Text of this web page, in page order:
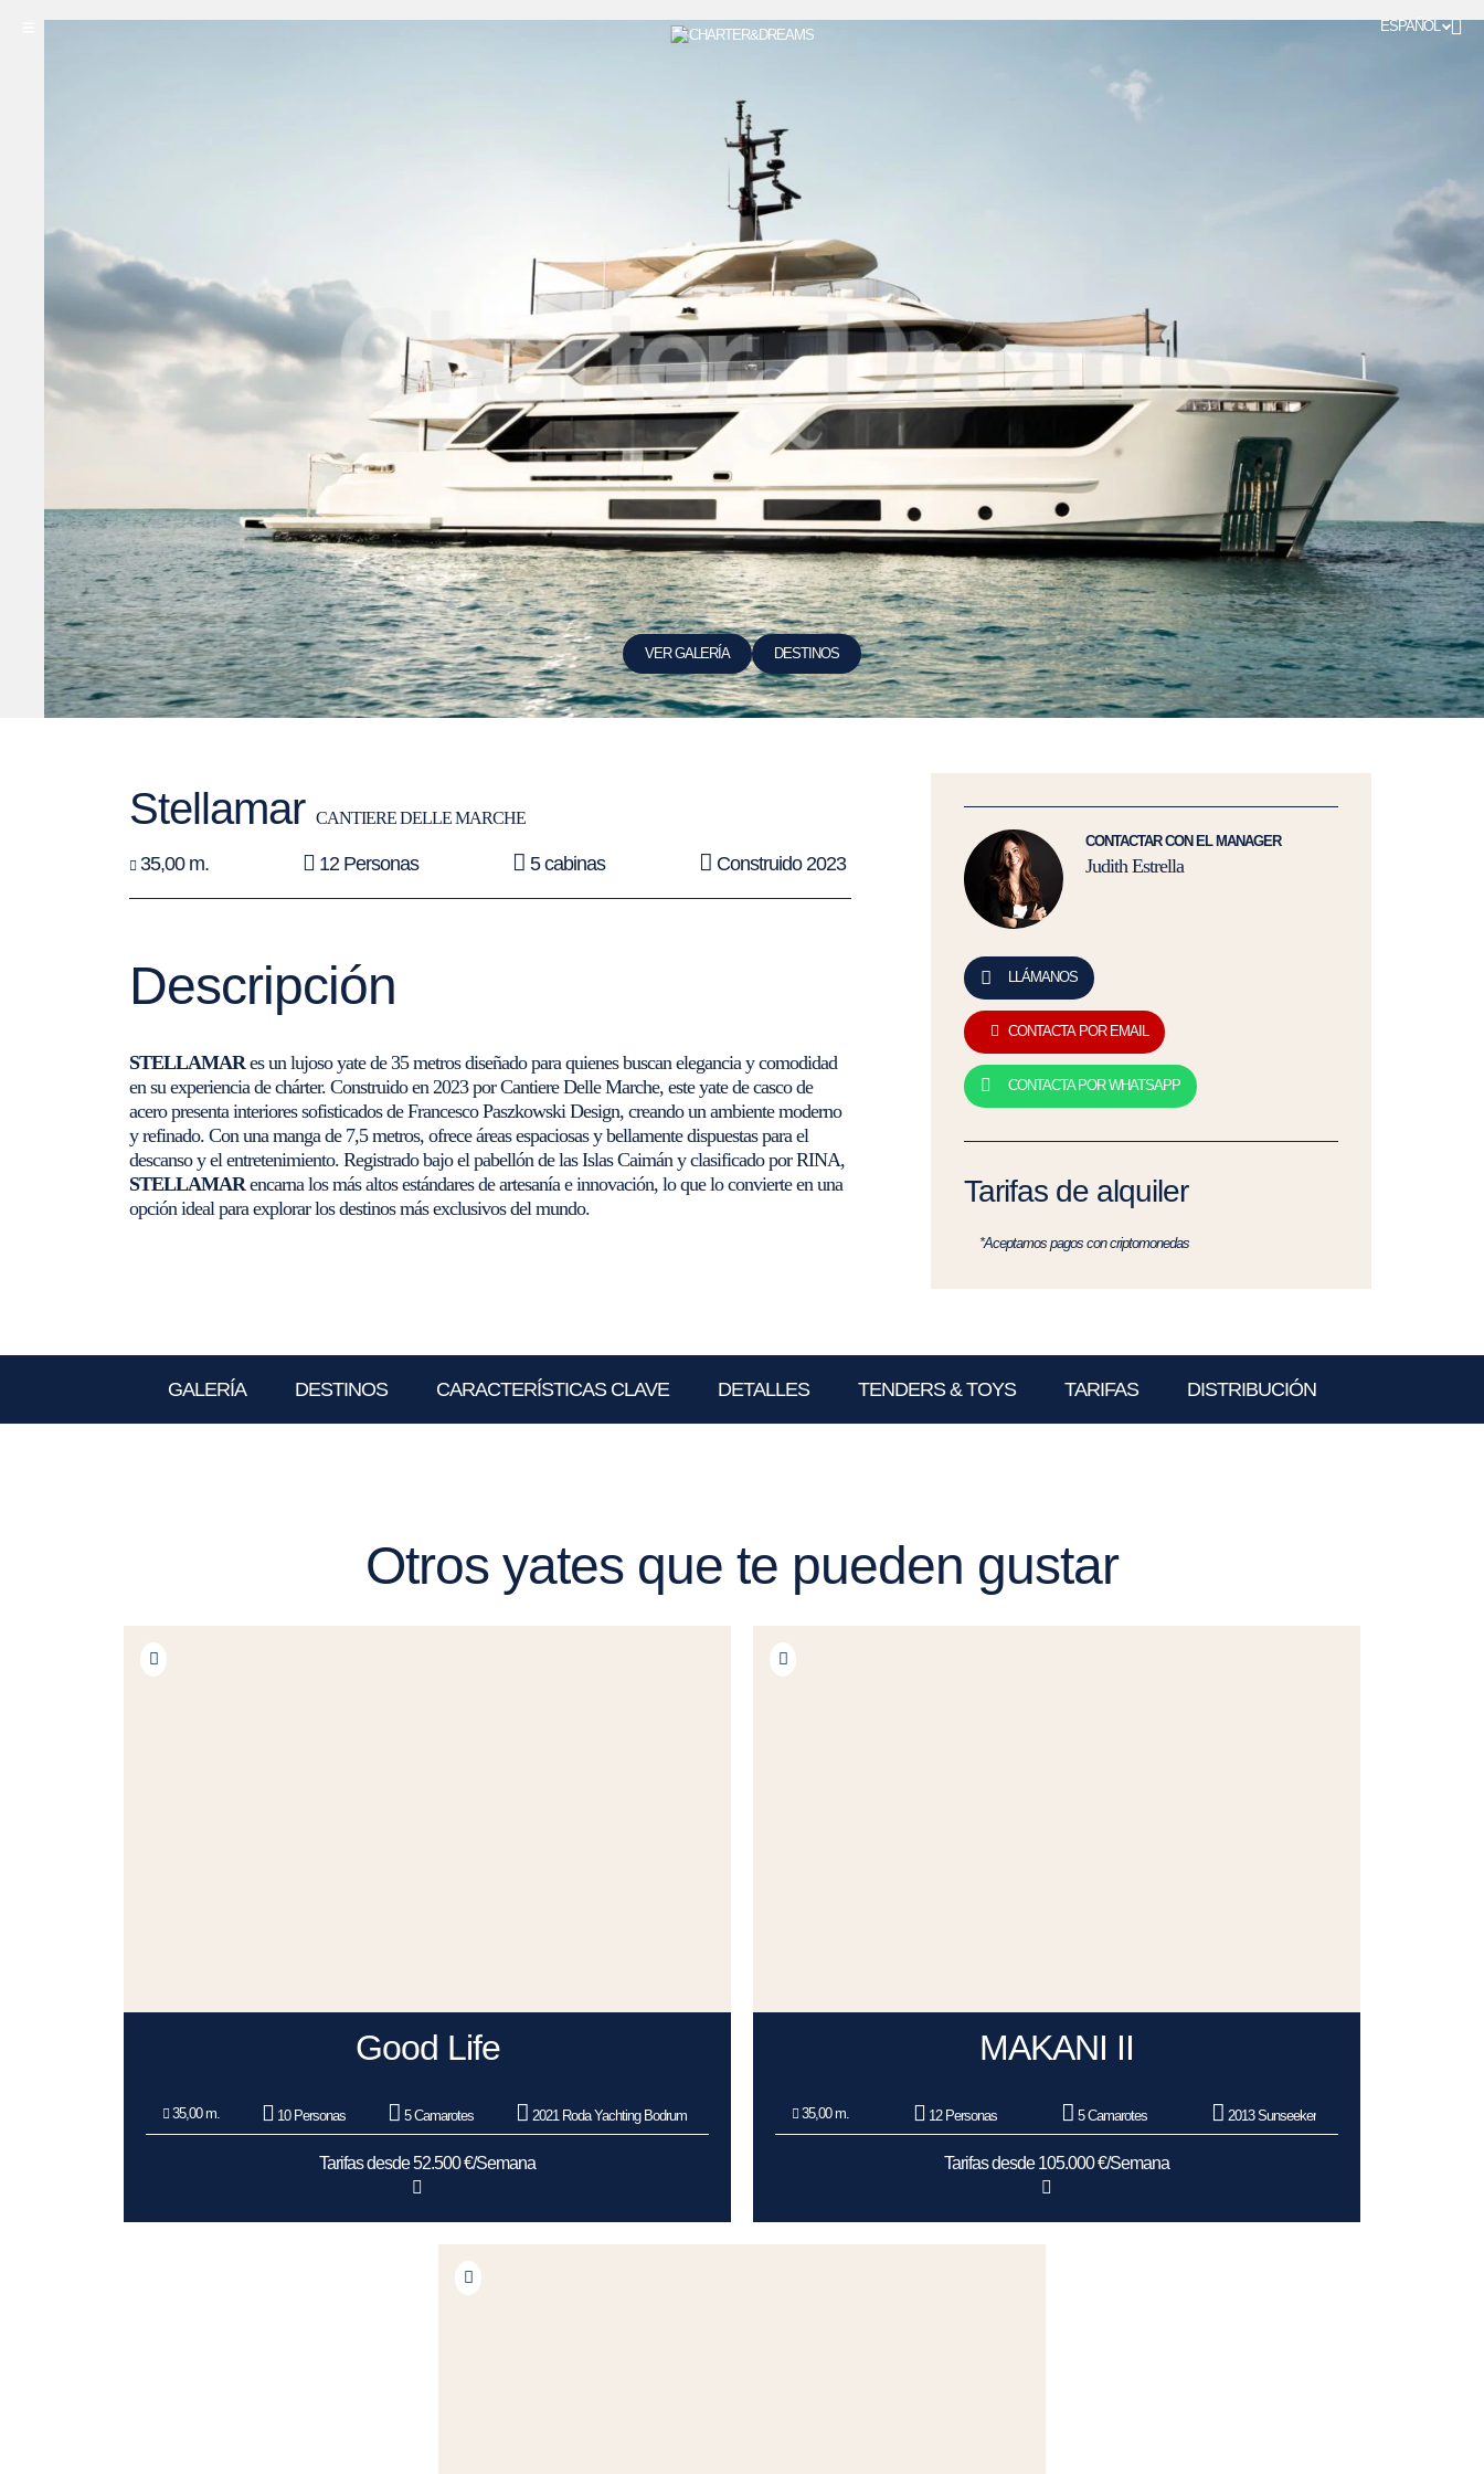
ESPAÑOL
VER GALERÍA DESTINOS
Stellamar CANTIERE DELLE MARCHE
35,00 m. 12 Personas 5 cabinas Construido 2023
Descripción
STELLAMARes un lujoso yate de 35 metros diseñado para quienes buscan elegancia y comodidad
en su experiencia de chárter. Construido en 2023 por Cantiere Delle Marche, este yate de casco de
acero presenta interiores sofisticados de Francesco Paszkowski Design, creando un ambiente moderno
y refinado. Con una manga de 7,5 metros, ofrece áreas espaciosas y bellamente dispuestas para el
descanso y el entretenimiento. Registrado bajo el pabellón de las Islas Caimán y clasificado por RINA,
STELLAMARencarna los más altos estándares de artesanía e innovación, lo que lo convierte en una
opción ideal para explorar los destinos más exclusivos del mundo.
CONTACTAR CON EL MANAGER
Judith Estrella
LLÁMANOS
CONTACTA POR EMAIL
CONTACTA POR WHATSAPP
Tarifas de alquiler
*Aceptamos pagos con criptomonedas
GALERÍA DESTINOS CARACTERÍSTICAS CLAVE DETALLES TENDERS & TOYS TARIFAS DISTRIBUCIÓN
Otros yates que te pueden gustar
Good Life
35,00 m. 10 Personas 5 Camarotes 2021 Roda Yachting Bodrum
Tarifas desde 52.500 €/Semana
MAKANI II
35,00 m. 12 Personas 5 Camarotes 2013 Sunseeker
Tarifas desde 105.000 €/Semana